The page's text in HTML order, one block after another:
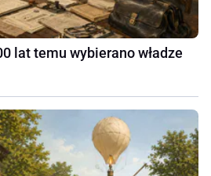
lat temu wybierano władze